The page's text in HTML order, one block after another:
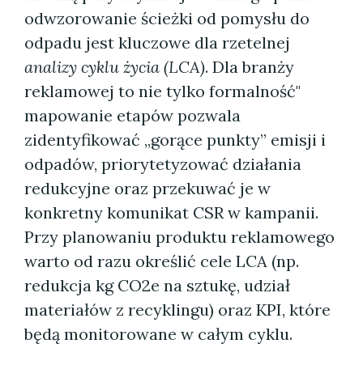
odwzorowanie ścieżki od pomysłu do
odpadu jest kluczowe dla rzetelnej
analizy cyklu życia (LCA). Dla branży
reklamowej to nie tylko formalność"
mapowanie etapów pozwala
zidentyfikować „gorące punkty” emisji i
odpadów, priorytetyzować działania
redukcyjne oraz przekuwać je w
konkretny komunikat CSR w kampanii.
Przy planowaniu produktu reklamowego
warto od razu określić cele LCA (np.
redukcja kg CO2e na sztukę, udział
materiałów z recyklingu) oraz KPI, które
będą monitorowane w całym cyklu.